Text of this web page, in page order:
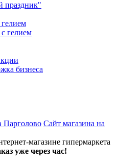
праздник"
гелием
бизнеса
Парголово Сайт магазина на
магазине гипермаркета
уже через час!